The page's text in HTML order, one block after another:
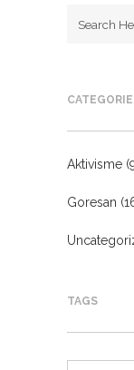
Aktivisme
Goresan
TAGS